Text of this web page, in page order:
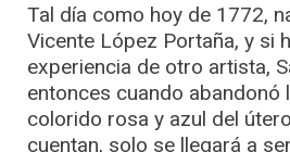
Tal día como hoy de 1772,
Vicente López Portaña, y si
experiencia de otro artista,
entonces cuando abandonó
colorido rosa y azul del
cuentan, solo se llegará a